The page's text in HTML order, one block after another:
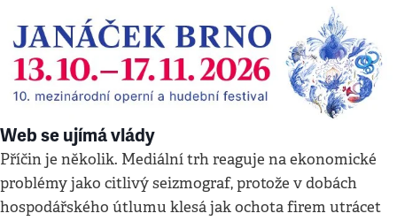
Web se ujímá vlády
Příčin je několik. Mediální trh reaguje na ekonomické
problémy jako citlivý seizmograf, protože v dobách
hospodářského útlumu klesá jak ochota firem utrácet